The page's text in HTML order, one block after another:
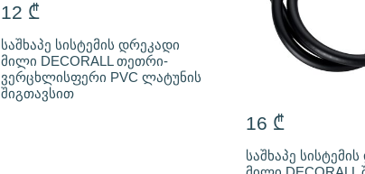
12 ₾
საშხაპე სისტემის დრეკადი
მილი DECORALL თეთრი-
ვერცხლისფერი PVC ლატუნის
შიგთავსით
16 ₾
საშხაპე